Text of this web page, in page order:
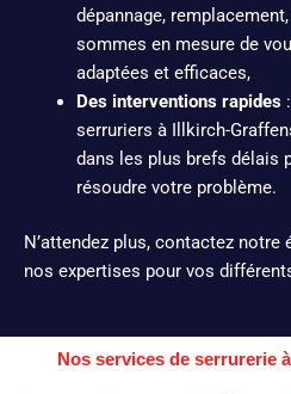
dépannage,
sommes en mesure de
adaptées et efficaces,
Des interventions rapides:
serruriers à Illkirch-
dans les plus brefs délais
résoudre votre problème.
N’attendez plus, contactez notre
nos expertises pour vos
Nos services de serrurerie